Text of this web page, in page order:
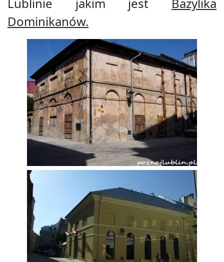
Lublinie jakim jest
Bazylika
Dominikanów.